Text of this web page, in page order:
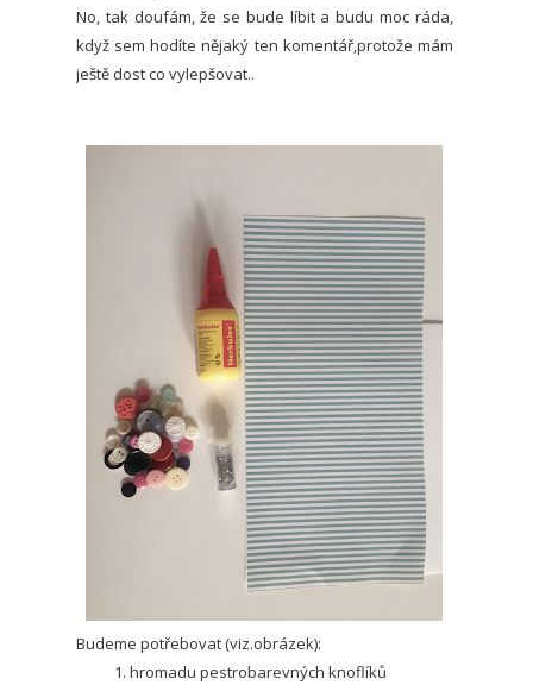
No, tak doufám, že se bude líbit a budu moc ráda,
když sem hodíte nějaký ten komentář,protože mám
ještě dost co vylepšovat..
Budeme potřebovat (viz.obrázek):
hromadu pestrobarevných knoflíků